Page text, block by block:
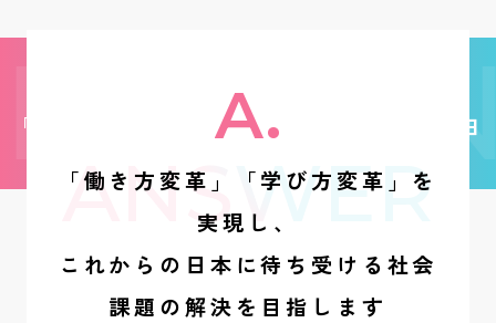
「こたえ」を生みだし続けることで内田
洋行が目指すものとは？
ANSWER
A.
「働き方変革」「学び方変革」を
実現し、
これからの日本に待ち受ける社会
課題の解決を目指します